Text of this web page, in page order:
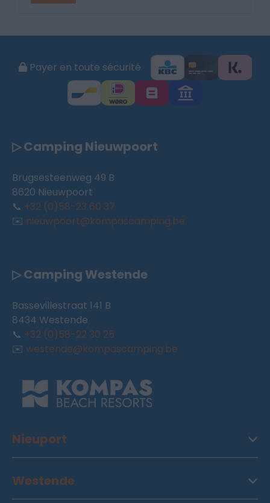
Payer en toute sécurité
▷ Camping Nieuwpoort
Brugsesteenweg 49 B
8620 Nieuwpoort
📞 +32 (0)58-23 60 37
✉️ nieuwpoort@kompascamping.be
▷ Camping Westende
Bassevillestraat 141 B
8434 Westende
📞 +32 (0)58-22 30 25
✉️ westende@kompascamping.be
Nieuport
Westende